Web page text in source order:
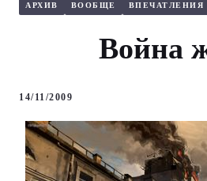
АРХИВ ВООБЩЕ ВПЕЧАТЛЕНИЯ
Война
14/11/2009